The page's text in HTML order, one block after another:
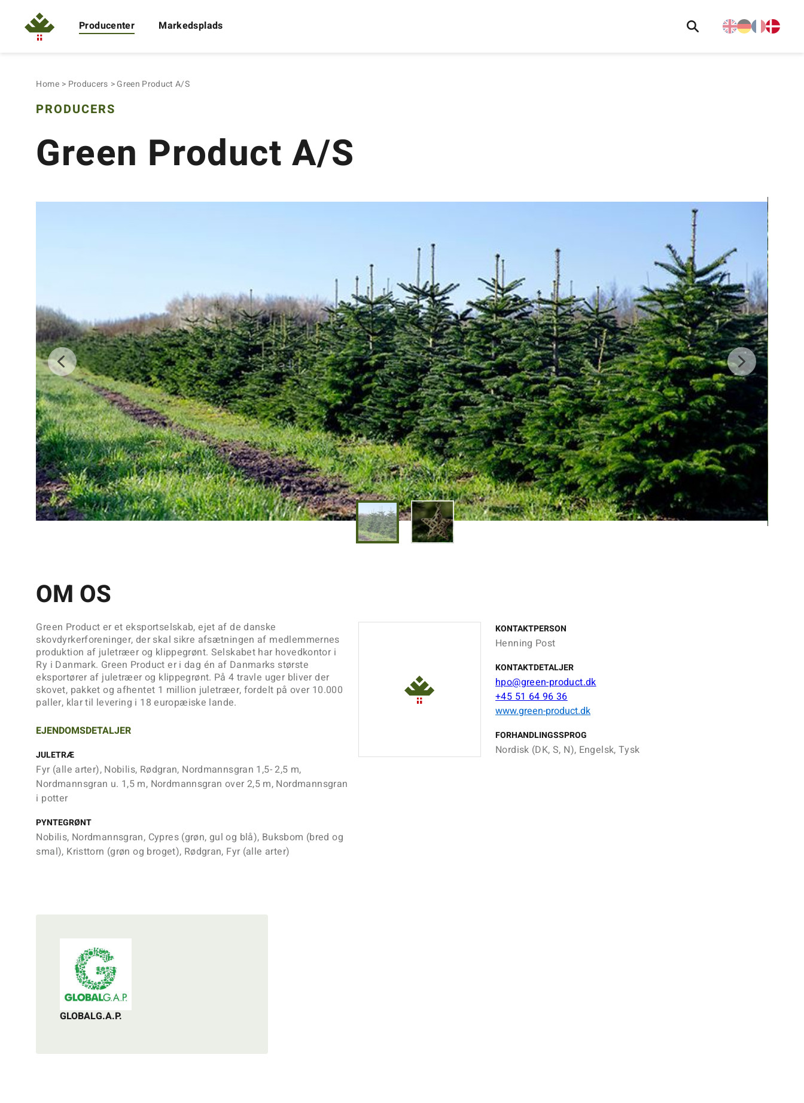
Producenter Markedsplads
Home Producers Green Product A/S
PRODUCERS
Green Product A/S
OM OS
Green Product er et eksportselskab, ejet af de danske
skovdyrkerforeninger, der skal sikre afsætningen af medlemmernes
produktion af juletræer og klippegrønt. Selskabet har hovedkontor i
Ry i Danmark. Green Product er i dag én af Danmarks største
eksportører af juletræer og klippegrønt. På 4 travle uger bliver der
skovet, pakket og afhentet 1 million juletræer, fordelt på over 10.000
paller, klar til levering i 18 europæiske lande.
EJENDOMSDETALJER
JULETRÆ
Fyr (alle arter), Nobilis, Rødgran, Nordmannsgran 1,5- 2,5 m,
Nordmannsgran u. 1,5 m, Nordmannsgran over 2,5 m, Nordmannsgran
i potter
PYNTEGRØNT
Nobilis, Nordmannsgran, Cypres (grøn, gul og blå), Buksbom (bred og
smal), Kristtorn (grøn og broget), Rødgran, Fyr (alle arter)
KONTAKTPERSON
Henning Post
KONTAKTDETALJER
hpo@green-product.dk
+45 51 64 96 36
www.green-product.dk
FORHANDLINGSSPROG
Nordisk (DK, S, N), Engelsk, Tysk
GLOBALG.A.P.